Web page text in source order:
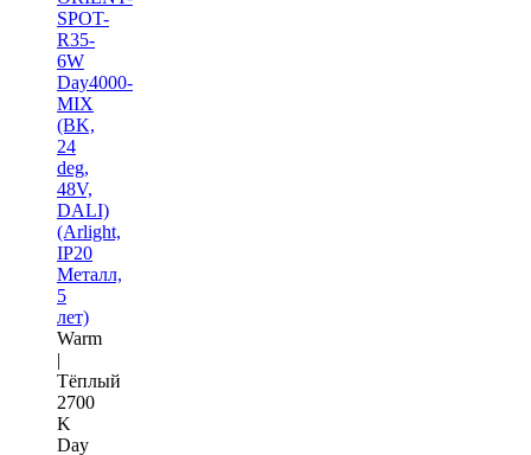
SPOT-
R35-
6W
Day4000-
MIX
(BK,
24
deg,
48V,
DALI)
(Arlight,
IP20
Металл,
5
лет)
Warm
|
Тёплый
2700
K
Day